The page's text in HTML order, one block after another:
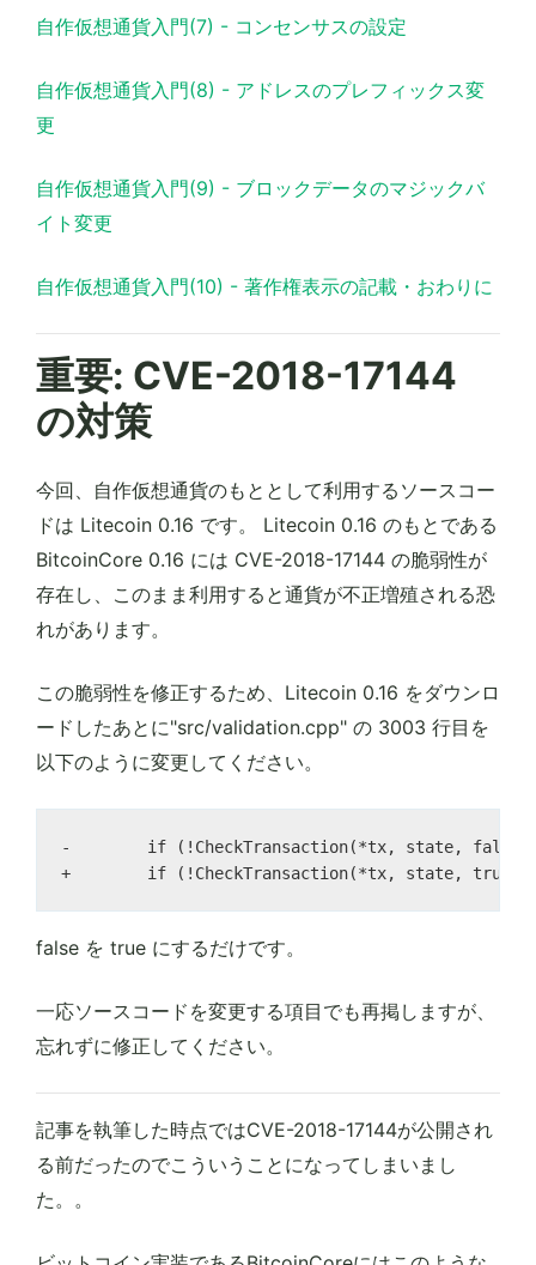
自作仮想通貨入門(7) - コンセンサスの設定
自作仮想通貨入門(8) - アドレスのプレフィックス変
更
自作仮想通貨入門(9) - ブロックデータのマジックバ
イト変更
自作仮想通貨入門(10) - 著作権表示の記載・おわりに
重要: CVE-2018-17144
の対策
今回、自作仮想通貨のもととして利用するソースコー
ドは Litecoin 0.16 です。 Litecoin 0.16 のもとである
BitcoinCore 0.16 には CVE-2018-17144 の脆弱性が
存在し、このまま利用すると通貨が不正増殖される恐
れがあります。
この脆弱性を修正するため、Litecoin 0.16 をダウンロ
ードしたあとに"src/validation.cpp" の 3003 行目を
以下のように変更してください。
-        if (!CheckTransaction(*tx, state,
false を true にするだけです。
一応ソースコードを変更する項目でも再掲しますが、
忘れずに修正してください。
記事を執筆した時点ではCVE-2018-17144が公開され
る前だったのでこういうことになってしまいまし
た。。